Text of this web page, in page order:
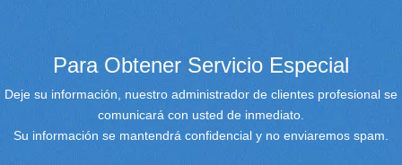
Para Obtener Servicio Especial
Deje su información, nuestro administrador de clientes profesional se
comunicará con usted de inmediato.
Su información se mantendrá confidencial y no enviaremos spam.